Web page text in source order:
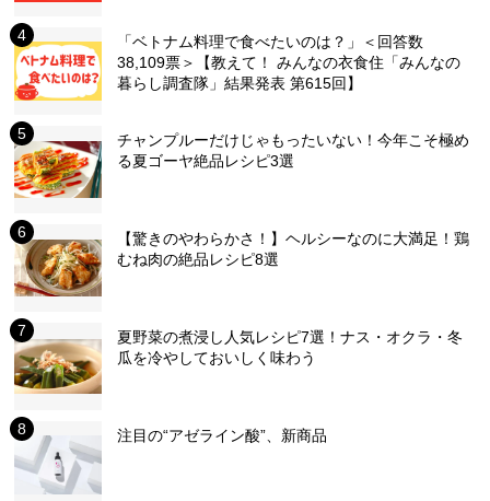
「ベトナム料理で食べたいのは？」＜回答数
38,109票＞【教えて！ みんなの衣食住「みんなの
暮らし調査隊」結果発表 第615回】
チャンプルーだけじゃもったいない！今年こそ極め
る夏ゴーヤ絶品レシピ3選
【驚きのやわらかさ！】ヘルシーなのに大満足！鶏
むね肉の絶品レシピ8選
夏野菜の煮浸し人気レシピ7選！ナス・オクラ・冬
瓜を冷やしておいしく味わう
注目の“アゼライン酸”、新商品